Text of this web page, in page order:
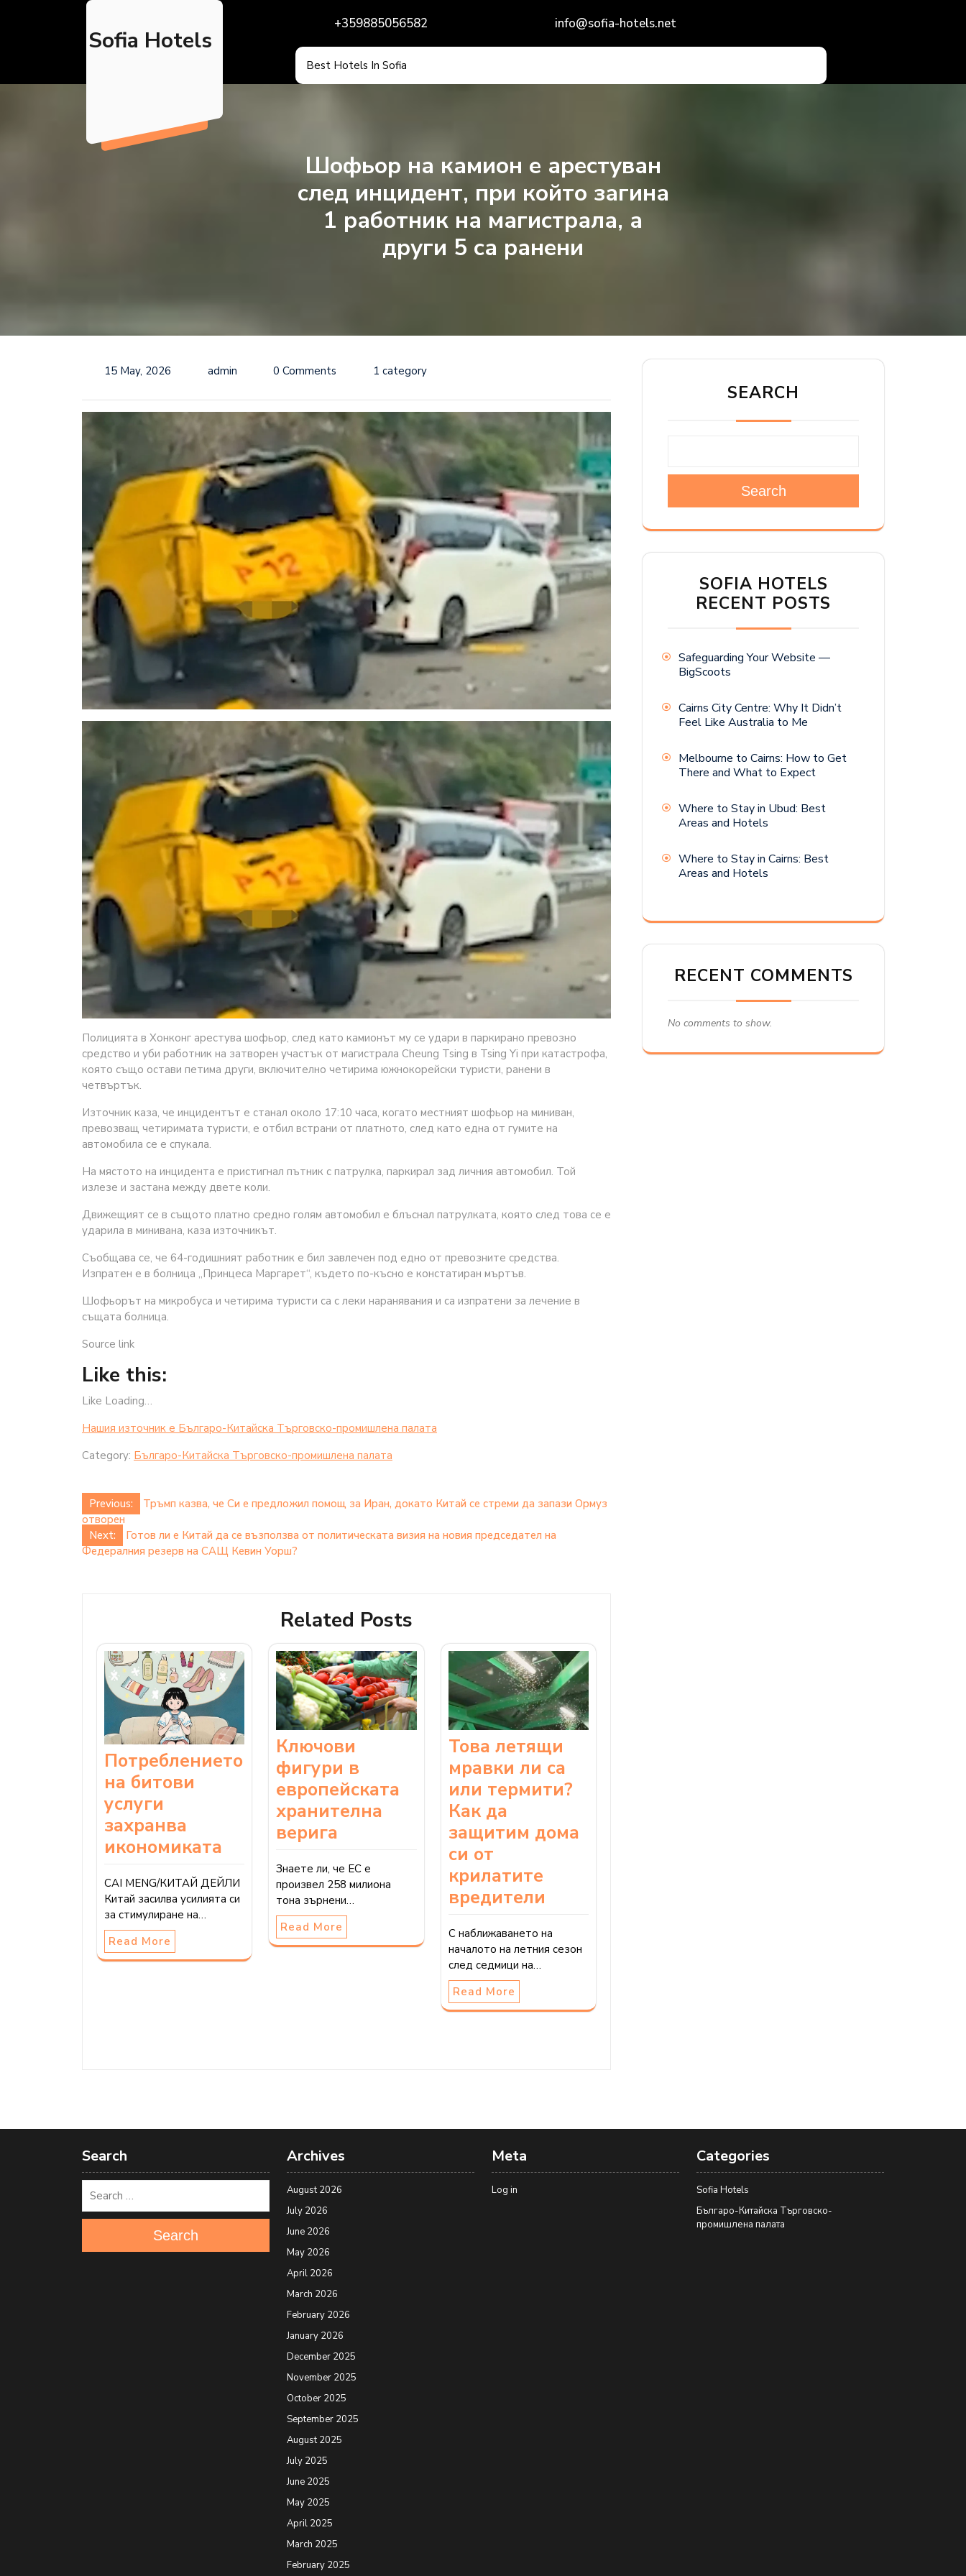
Sofia Hotels
+359885056582 info@sofia-hotels.net
Best Hotels In Sofia
Шофьор на камион е арестуван
след инцидент, при който загина
1 работник на магистрала, а
други 5 са ​​ранени
15 May, 2026 admin 0 Comments 1 category
Полицията в Хонконг арестува шофьор, след като камионът му се удари в паркирано превозно
средство и уби работник на затворен участък от магистрала Cheung Tsing в Tsing Yi при катастрофа,
която също остави петима други, включително четирима южнокорейски туристи, ранени в
четвъртък.
Източник каза, че инцидентът е станал около 17:10 часа, когато местният шофьор на миниван,
превозващ четиримата туристи, е отбил встрани от платното, след като една от гумите на
автомобила се е спукала.
На мястото на инцидента е пристигнал пътник с патрулка, паркирал зад личния автомобил. Той
излезе и застана между двете коли.
Движещият се в същото платно средно голям автомобил е блъснал патрулката, която след това се е
ударила в минивана, каза източникът.
Съобщава се, че 64-годишният работник е бил завлечен под едно от превозните средства.
Изпратен е в болница „Принцеса Маргарет“, където по-късно е констатиран мъртъв.
Шофьорът на микробуса и четирима туристи са с леки наранявания и са изпратени за лечение в
същата болница.
Source link
Like this:
Like Loading…
Нашия източник е Българо-Китайска Търговско-промишлена палaта
Category: Българо-Китайска Търговско-промишлена палaта
Post
navigation
Previous:
Тръмп казва, че Си е предложил помощ за Иран, докато Китай се стреми да запази Ормуз
отворен
Next:
Готов ли е Китай да се възползва от политическата визия на новия председател на
Федералния резерв на САЩ Кевин Уорш?
Related Posts
Потреблението
на битови
услуги
захранва
икономиката
CAI MENG/КИТАЙ ДЕЙЛИ
Китай засилва усилията си
за стимулиране на…
Read More
Ключови
фигури в
европейската
хранителна
верига
Знаете ли, че ЕС е
произвел 258 милиона
тона зърнени…
Read More
Това летящи
мравки ли са
или термити?
Как да
защитим дома
си от
крилатите
вредители
С наближаването на
началото на летния сезон
след седмици на…
Read More
SEARCH
Search
SOFIA HOTELS
RECENT POSTS
Safeguarding Your Website —
BigScoots
Cairns City Centre: Why It Didn’t
Feel Like Australia to Me
Melbourne to Cairns: How to Get
There and What to Expect
Where to Stay in Ubud: Best
Areas and Hotels
Where to Stay in Cairns: Best
Areas and Hotels
RECENT COMMENTS
No comments to show.
Search
Search
Archives
August 2026
July 2026
June 2026
May 2026
April 2026
March 2026
February 2026
January 2026
December 2025
November 2025
October 2025
September 2025
August 2025
July 2025
June 2025
May 2025
April 2025
March 2025
February 2025
Meta
Log in
Categories
Sofia Hotels
Българо-Китайска Търговско-
промишлена палaта